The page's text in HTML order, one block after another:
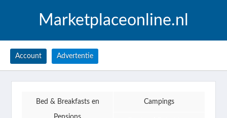
Marketplaceonline.nl
Account Advertentie
Bed & Breakfasts en Campings